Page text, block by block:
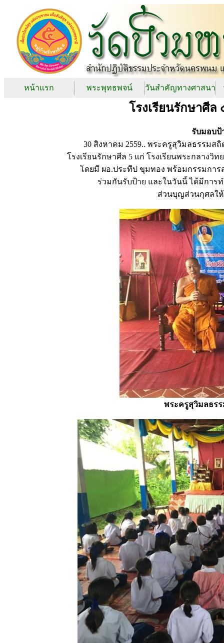
หน้าแรก พระพุทธพจน์ วันสำคัญทางศาสนา
โรงเรียนรักษาศี
รับมอบป้
30 สิงหาคม 2559.. พระครูสุวิมลธรรมส
โรงเรียนรักษาศีล 5 แก่ โรงเรียนพระกลาง
โดยมี ผอ.ประทีป ขุมทอง พร้อมกรรมกา
ร่วมกันรับป้าย และในวันนี้ ได้มีการ
ส่วนบุญส่วนกุศลให้
พระครูสุวิมลธร